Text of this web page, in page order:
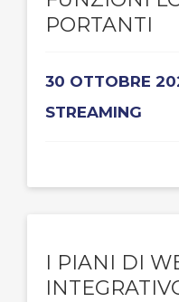
PORTANTI
30 OTTOBRE
STREAMING
I PIANI DI